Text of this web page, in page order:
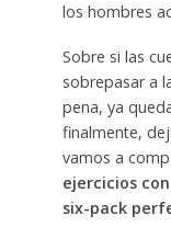
los hombres
Sobre si las
sobrepasar a
pena, ya
finalmente,
vamos a
ejercicios
six-pack